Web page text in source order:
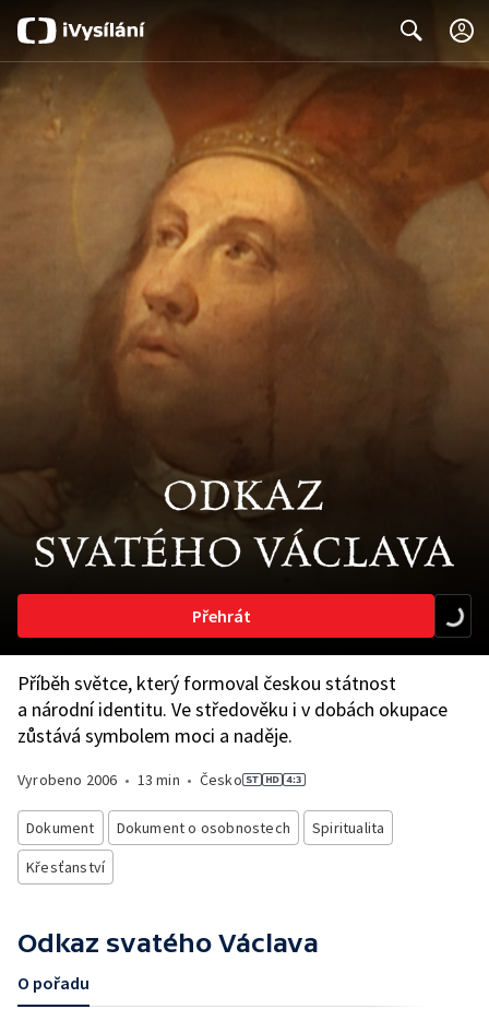
Přehrát
Příběh světce, který formoval českou státnost
a národní identitu. Ve středověku i v dobách okupace
zůstává symbolem moci a naděje.
Vyrobeno 2006 • 13 min • Česko
Dokument Dokument o osobnostech
Spiritualita
Křesťanství
Odkaz svatého Václava
O pořadu